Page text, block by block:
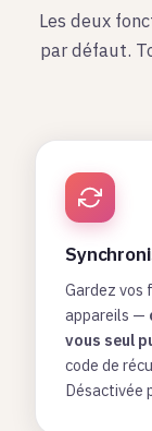
Les deux
par défaut.
Gardez vos
appareils —
vous seul
code de
Désactivée